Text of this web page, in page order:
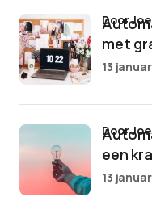
met
door
13
een
door
13